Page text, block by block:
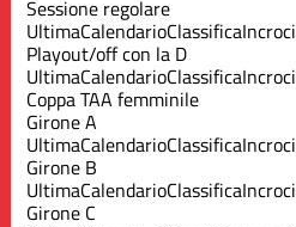
Sessione regolare
UltimaCalendarioClassificaIncroci
Playout/off con la D
UltimaCalendarioClassificaIncroci
Coppa TAA femminile
Girone A
UltimaCalendarioClassificaIncroci
Girone B
UltimaCalendarioClassificaIncroci
Girone C